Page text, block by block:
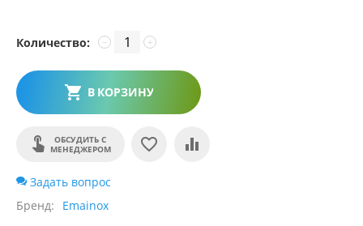
Количество: +
−
В КОРЗИНУ
ОБСУДИТЬ С
МЕНЕДЖЕРОМ
Задать вопрос
Бренд
Emainox